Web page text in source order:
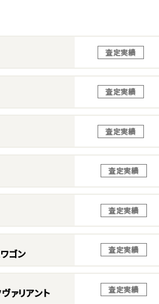
査定実績
査定実績
査定実績
査定実績
査定実績
ゴン 査定実績
ァリアント 査定実績